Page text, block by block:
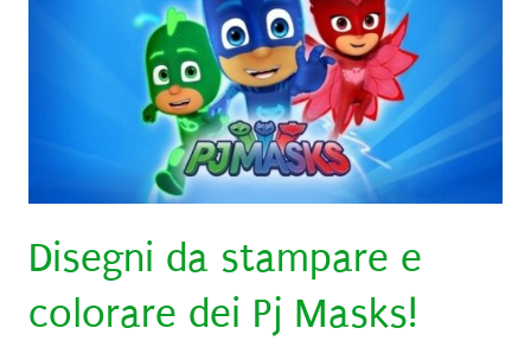
Disegni da stampare e
colorare dei Pj Masks!​